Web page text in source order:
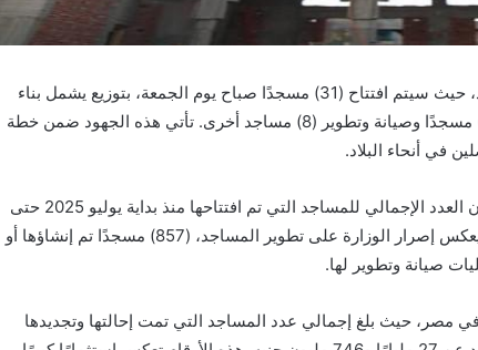
تستعد وزارة الأوقاف لإطلاق مجموعة جديدة من المساجد، حيث سيتم افتتاح (31) مسجدًا صباح يوم الجمعة، بتوزيع يشمل بناء
مسجد جديد، كما تم الإنهاء من عمليات إحلال وتجديد (22) مسجدًا وصيانة وتطوير (8) مساجد أخرى. تأتي هذه الجهود ضمن خطة
في أنحاء البلاد.
وفي بيان رسمي صادر عن الوزارة اليوم، تم الإعلان عن أن العدد الإجمالي للمساجد التي تم افتتاحها منذ بداية يوليو 2025 حتى
الآن وصل إلى (1118) مسجدًا. وقد شمل هذا العدد، الذي يعكس إصرار الوزارة على تطوير المساجد، (857) مسجدًا تم إنشاؤها أو
مصر، حيث بلغ إجمالي عدد المساجد التي تمت إحالتها وتجديدها